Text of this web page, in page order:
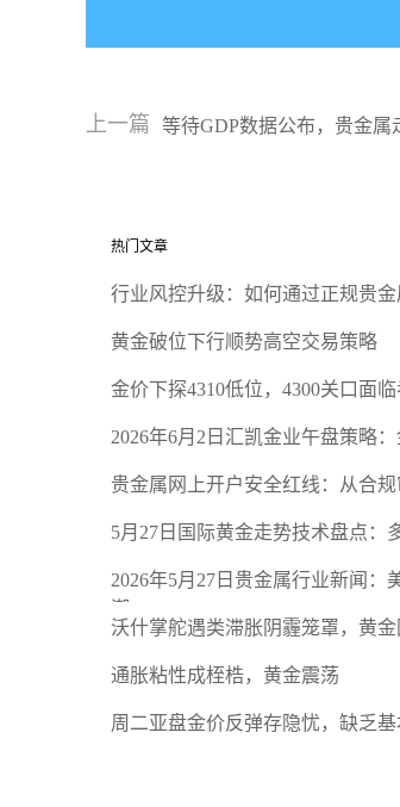
上一篇 等待GDP数据公布，贵金属
热门文章
行业风控升级：如何通过正规贵
黄金破位下行顺势高空交易策略
金价下探4310低位，4300关口面
2026年6月2日汇凯金业午盘策略
贵金属网上开户安全红线：从合
5月27日国际黄金走势技术盘点：
2026年5月27日贵金属行业新闻
潮
沃什掌舵遇类滞胀阴霾笼罩，黄
通胀粘性成桎梏，黄金震荡
周二亚盘金价反弹存隐忧，缺乏